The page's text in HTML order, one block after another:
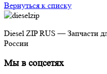
Вернуться к списку
Diesel ZIP RUS — Запчасти
России
Мы в соцсетях